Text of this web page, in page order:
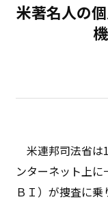
米著名人の
米連邦司法省は
ンターネット上
ＢＩ）が捜査に乗